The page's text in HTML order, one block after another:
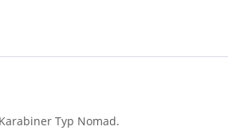
Typ Nomad.